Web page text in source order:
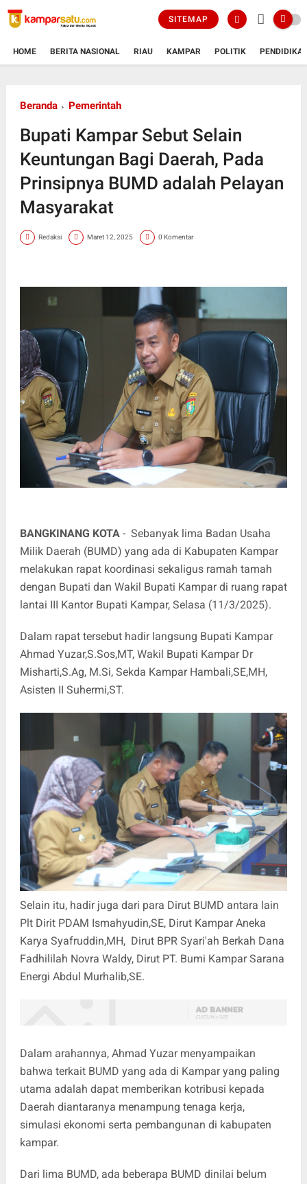
SITEMAP
HOME BERITA NASIONAL RIAU KAMPAR POLITIK
Beranda Pemerintah
Bupati Kampar Sebut Selain
Keuntungan Bagi Daerah, Pada
Prinsipnya BUMD adalah Pelayan
Masyarakat
Redaksi Maret 12, 2025 0 Komentar
BANGKINANG KOTA- Sebanyak lima Badan Usaha
Milik Daerah (BUMD) yang ada di Kabupaten Kampar
melakukan rapat koordinasi sekaligus ramah tamah
dengan Bupati dan Wakil Bupati Kampar di ruang rapat
lantai III Kantor Bupati Kampar, Selasa (11/3/2025).
Dalam rapat tersebut hadir langsung Bupati Kampar
Ahmad Yuzar,S.Sos,MT, Wakil Bupati Kampar Dr
Misharti,S.Ag, M.Si, Sekda Kampar Hambali,SE,MH,
Asisten II Suhermi,ST.
Selain itu, hadir juga dari para Dirut BUMD antara lain
Plt Dirit PDAM Ismahyudin,SE, Dirut Kampar Aneka
Karya Syafruddin,MH, Dirut BPR Syari'ah Berkah Dana
Fadhililah Novra Waldy, Dirut PT. Bumi Kampar Sarana
Energi Abdul Murhalib,SE.
Dalam arahannya, Ahmad Yuzar menyampaikan
bahwa terkait BUMD yang ada di Kampar yang paling
utama adalah dapat memberikan kotribusi kepada
Daerah diantaranya menampung tenaga kerja,
simulasi ekonomi serta pembangunan di kabupaten
kampar.
Dari lima BUMD, ada beberapa BUMD dinilai belum